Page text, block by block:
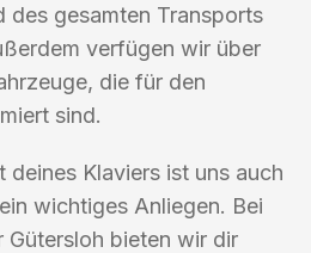
des gesamten Transports
verfügen wir über
die für den
sind.
deines Klaviers ist uns auch
wichtiges Anliegen. Bei
Gütersloh bieten wir dir